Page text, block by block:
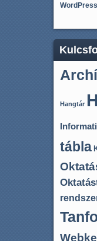
WordPress
Hangtár
tábla